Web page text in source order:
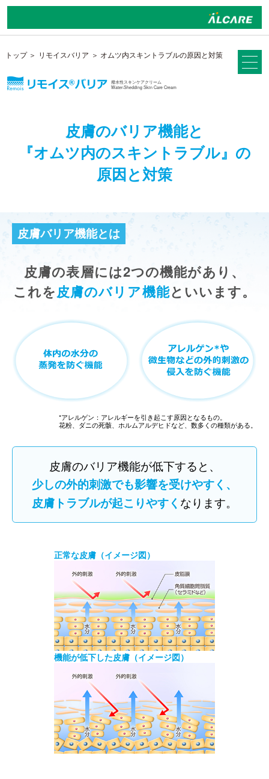
トップ リモイスバリア オムツ内スキントラブルの原因と対策
撥水性スキンケアクリーム
Water-Shedding Skin Care Cream
皮膚のバリア機能と
『オムツ内のスキントラブル』の
原因と対策
皮膚バリア機能とは
皮膚の表層には2つの機能があり、
これを皮膚のバリア機能といいます。
*アレルゲン：アレルギーを引き起こす原因となるもの。
花粉、ダニの死骸、ホルムアルデヒドなど、数多くの種類がある。
皮膚のバリア機能が低下すると、
少しの外的刺激でも影響を受けやすく、
皮膚トラブルが起こりやすく なります。
正常な皮膚（イメージ図）
機能が低下した皮膚（イメージ図）